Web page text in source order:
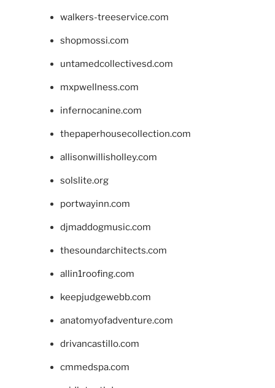
walkers-treeservice.com
shopmossi.com
untamedcollectivesd.com
mxpwellness.com
infernocanine.com
thepaperhousecollection.com
allisonwillisholley.com
solslite.org
portwayinn.com
djmaddogmusic.com
thesoundarchitects.com
allin1roofing.com
keepjudgewebb.com
anatomyofadventure.com
drivancastillo.com
cmmedspa.com